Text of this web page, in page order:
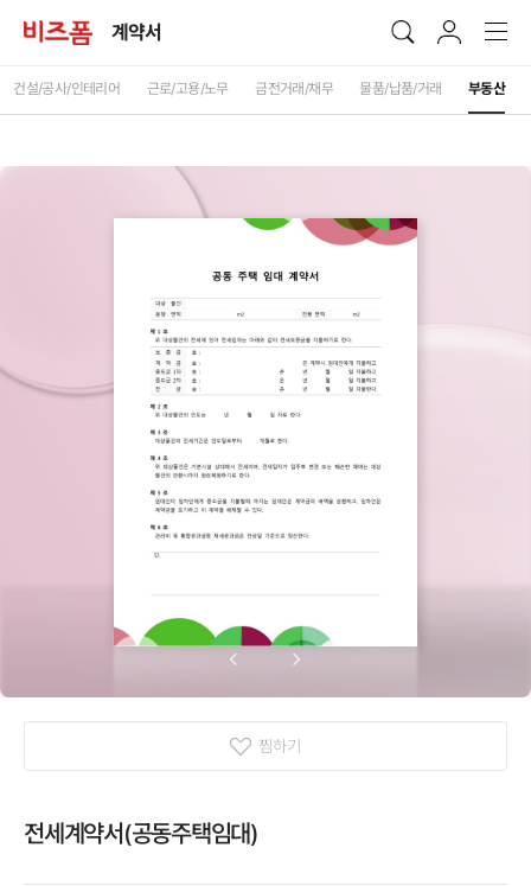
계약서
건설/공사/인테리어 근로/고용/노무 금전거래/채무 물품/납품/거래 부동산
찜하기
전세계약서(공동주택임대)